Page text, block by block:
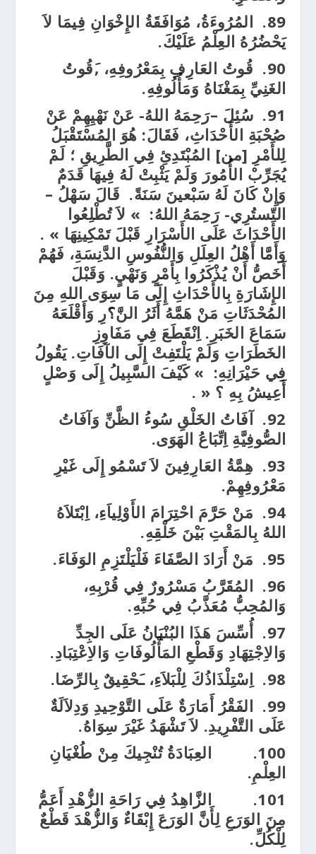
89.
المُرُوءَةُ، مُوَافَقَةُ الإِخْوَانِ فِيمَا لاَ
يَحْضُرُهُ العِلْمُ عَلَيْكَ.
90.
قُوتُ العَارِفِ بِمَعْرُوفِهِ، ,َقُوتُ
الغَنِيِّ بِمَغْنَاهُ وَمَأُلُوفِهِ.
91.
سُئِلَ –رَحِمَهُ اللهُ- عَنْ نَهْيِهِمْ عَنْ
صُحْبَةِ الأَحْدَاثِ، فَقَالَ: هُوَ المُسْتَقْبَلُ
لِلأَمْرِ [من] المُبْتَدِئِ فِي الطَّرِيقِ ؛ لَمْ
يُجَرِّبْ الأُمُورَ وَلَمْ يَثْبِتْ لَهُ فِيهَا قَدَمٌ
وَإِنْ كَانَ لَهُ سَبْعينَ سَنَةً. قَالَ سَهْلُ –
التّستُرِي- رَحِمَهُ اللهُ: » لاَ تُطْلِعُوا
الأَحْدَاثَ عَلَى الأَسْرَارِ قَبْلَ تَمْكِينِهَا » .
وَأَمَّا أَهْلُ العِلَلِ وَالنُّفُوسِ الدَّنِسَةِ، فَهُمْ
أَخَصُّ أَنْ يُذْكَرُوا بِأَمْرٍ وَنَهْيٍ. وَقَبْلَ
الإِشَارَةِ بِالأَحْدَاثِ إِلَى مَا سِوَى اللهِ مِنَ
المُحْدَثَاتِ مَنْ هَمَّهُ أَثَرُ النَّ؟َرِ وَأَقْلَعَهُ
سَمَاعَ الخَبَرِ. اِنْقَطَعَ فِي مَفَاوِزِ
الخَطَرَاتِ وَلَمْ يَلْتَفِتْ إِلَى الآفَاتِ. يَقُولُ
فِي حَيْرَانِهِ: » كَيْفَ السَّبِيلُ إِلَى وَصْلٍ
أَعِيشُ بِهِ ؟ « .
92.
آفَاتُ الخَلْقِ سُوءُ الظَّنِّ وَآفَاتُ
الصُّوفِيَّةِ اِتِّبَاعُ الهَوَى.
93.
هِمَّةُ العَارِفِينَ لاَ تَسْمُو إِلَى غَيْرِ
مَعْرُوفِهِمْ.
94.
مَنْ حَرَّمَ احْتِرَامَ الأَوْلِياَءِ، اِبْتَلاَهُ
اللهُ بِالمَقْتِ بَيْنَ خَلْقِهِ.
95.
مَنْ أَرَادَ الصَّفَاءَ فَلْيَلْتَزِمِ الوَفَاءَ.
96.
المُقَرَّبُ مَسْرُورٌ فِي قُرْبِهِ،
وَالمُحِبُّ مُعَذَّبُ فِي حُبِّهِ.
97.
أُسِّسَ هَذَا البُنْيَانُ عَلَى الجِدِّ
وَالاِجْتِهَادِ وَقَطْعِ المَأْلُوفَاتِ وَالاِعْتِبَادِ.
98.
اِسْتِلْذَاذُكَ لِلْبَلاَءِ، ـَحْقِيقٌ بِالرِّضَا.
99.
الفَقْرُ أَمَارَةٌ عَلَى التَّوْحِيدِ وَدِلاَلَةٌ
عَلَى التَّفْرِيدِ. لاَ تَشْهَدُ غَيْرَ سِوَاهُ.
100.
العِبَادَةُ تُنْجِيكَ مِنْ طُغْيَانِ
العِلْمِ.
101.
الزَّاهِدُ فِي رَاحَةِ الزُّهْدِ أَعَمُّ
مِنَ الوَرَعِ لِأَنَّ الوَرَعَ إِبْقَاءٌ وَالزُّهْدَ قَطْعٌ
لِلْكُلِّ.